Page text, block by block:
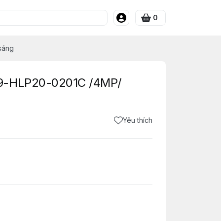
0
HLP20-0201C /4MP/
Yêu thích